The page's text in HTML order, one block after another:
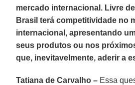
mercado internacional. Livre
Brasil terá competitividade no
internacional, apresentando
seus produtos ou nos
que, inevitavelmente, aderir a
Tatiana de Carvalho – Essa